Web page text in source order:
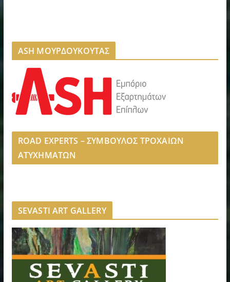
ASH ΜΟΥΡΔΟΥΚΟΥΤΑΣ
ROAD EXPERTS – ΣΥΜΒΟΥΛΟΣ ΤΡΟΧΑΙΩΝ
ΑΤΥΧΗΜΑΤΩΝ
SEVASTI ART GALLERY